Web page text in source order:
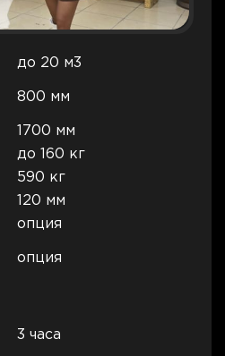
до 20 м3
800 мм
1700 мм
до 160 кг
590 кг
120 мм
опция
опция
3 часа